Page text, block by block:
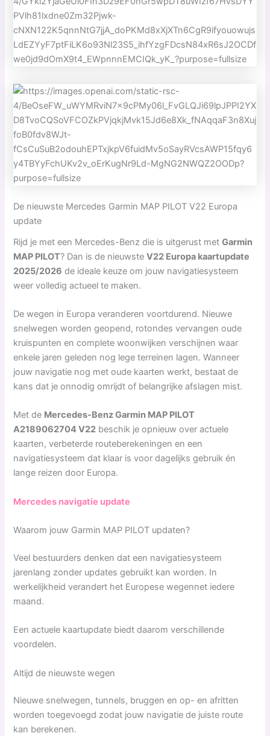
De nieuwste Mercedes Garmin MAP PILOT V22 Europa
update
Rijd je met een Mercedes-Benz die is uitgerust metGarmin
MAP PILOT? Dan is de nieuwsteV22 Europa kaartupdate
2025/2026 de ideale keuze om jouw navigatiesysteem
weer volledig actueel te maken.
De wegen in Europa veranderen voortdurend. Nieuwe
snelwegen worden geopend, rotondes vervangen oude
kruispunten en complete woonwijken verschijnen waar
enkele jaren geleden nog lege terreinen lagen. Wanneer
jouw navigatie nog met oude kaarten werkt, bestaat de
kans dat je onnodig omrijdt of belangrijke afslagen mist.
Met de Mercedes-Benz Garmin MAP PILOT
A2189062704 V22 beschik je opnieuw over actuele
kaarten, verbeterde routeberekeningen en een
navigatiesysteem dat klaar is voor dagelijks gebruik én
lange reizen door Europa.
Mercedes navigatie update
Waarom jouw Garmin MAP PILOT updaten?
Veel bestuurders denken dat een navigatiesysteem
jarenlang zonder updates gebruikt kan worden. In
werkelijkheid verandert het Europese wegennet iedere
maand.
Een actuele kaartupdate biedt daarom verschillende
voordelen.
Altijd de nieuwste wegen
Nieuwe snelwegen, tunnels, bruggen en op- en afritten
worden toegevoegd zodat jouw navigatie de juiste route
kan berekenen.